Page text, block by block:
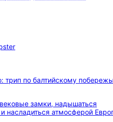
трип по балтийскому
замки, надышаться
насладиться атмосферой